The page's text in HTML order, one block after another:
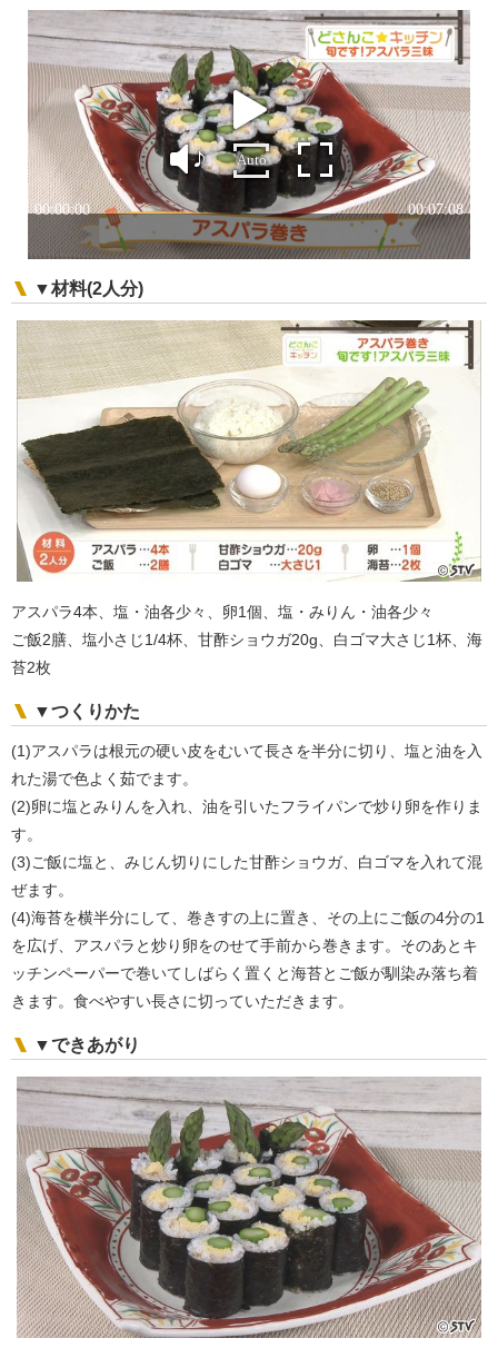
▼材料(2人分)
アスパラ4本、塩・油各少々、卵1個、塩・みりん・油各少々
ご飯2膳、塩小さじ1/4杯、甘酢ショウガ20g、白ゴマ大さじ1杯、海
苔2枚
▼つくりかた
(1)アスパラは根元の硬い皮をむいて長さを半分に切り、塩と油を入
れた湯で色よく茹でます。
(2)卵に塩とみりんを入れ、油を引いたフライパンで炒り卵を作りま
す。
(3)ご飯に塩と、みじん切りにした甘酢ショウガ、白ゴマを入れて混
ぜます。
(4)海苔を横半分にして、巻きすの上に置き、その上にご飯の4分の1
を広げ、アスパラと炒り卵をのせて手前から巻きます。そのあとキ
ッチンペーパーで巻いてしばらく置くと海苔とご飯が馴染み落ち着
きます。食べやすい長さに切っていただきます。
▼できあがり